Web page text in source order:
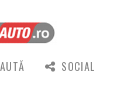
SOCIAL